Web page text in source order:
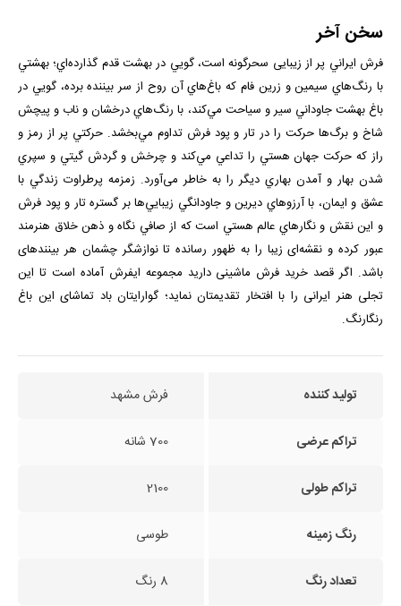
سخن آخر
فرش ايراني پر از زيبایی سحرگونه است، گويي در بهشت قدم گذارده‌اي؛ بهشتي
با رنگ‌هاي سيمين و زرين فام كه باغ‌هاي آن روح از سر بيننده برده، ‌گويي در
باغ بهشت جاوداني سير و سياحت مي‌كند، با رنگ‌هاي درخشان و ناب و پیچش
شاخ و برگ‌ها حركت را در تار و پود فرش تداوم مي‌بخشد. حركتي پر از رمز و
راز كه حركت جهان هستي را تداعي مي‌كند و چرخش و گردش گيتي و سپري
شدن بهار و آمدن بهاري ديگر را به خاطر می‌آورد. زمزمه پرطراوت زندگي با
عشق و ايمان، با آرزوهاي ديرين و جاودانگي زيبايي‌ها بر گستره تار و پود فرش
و اين نقش و نگارهاي عالم هستي است كه از صافي نگاه و ذهن خلاق هنرمند
عبور كرده و نقشه‌ای زیبا را به ظهور رسانده تا نوازشگر چشمان هر بیننده­ای
باشد. اگر قصد خرید فرش ماشینی دارید مجموعه ایفرش آماده است تا این
تجلی هنر ایرانی را با افتخار تقدیمتان نماید؛ گوارایتان باد تماشای این باغ
رنگارنگ.
تولید کننده فرش مشهد
تراکم عرضی 700 شانه
تراکم طولی 2100
رنگ زمینه طوسی
تعداد رنگ 8 رنگ